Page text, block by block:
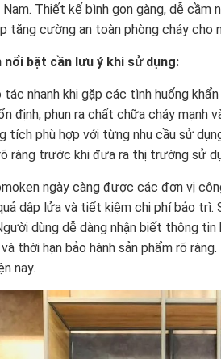
Thiết kế bình gọn gàng, dễ cầm
tăng cường an toàn phòng cháy cho
bật cần lưu ý khi sử dụng:
nhanh khi gặp các tình huống
định, phun ra chất chữa cháy mạnh
tích phù hợp với từng nhu cầu sử
ràng trước khi đưa ra thị trường sử
ngày càng được các đơn vị
dập lửa và tiết kiệm chi phí bảo trì.
dùng dễ dàng nhận biết thông
thời hạn bảo hành sản phẩm rõ
nay.